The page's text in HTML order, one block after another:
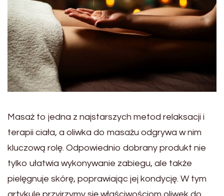
Masaż to jedna z najstarszych metod relaksacji i
terapii ciała, a oliwka do masażu odgrywa w nim
kluczową rolę. Odpowiednio dobrany produkt nie
tylko ułatwia wykonywanie zabiegu, ale także
pielęgnuje skórę, poprawiając jej kondycję. W tym
artykule przyjrzymy się właściwościom oliwek do